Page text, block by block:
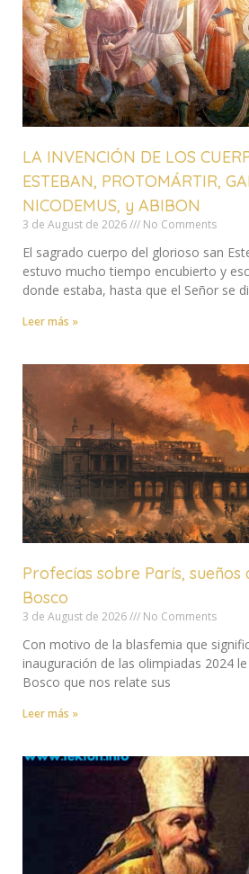
LA INVENCIÓN DE LOS
ESTEBAN, PROTOMÁRTIR,
NICODEMUS, y ABIBON
3 de August de 2026 No Comments
El sagrado cuerpo del glorioso san
estuvo mucho tiempo encubierto y
donde estaba, hasta que el Señor se
Leer más »
Profecías sobre París, sueños
Bosco
3 de August de 2026 No Comments
Con motivo de la blasfemia que
inauguración de las olimpiadas 2024
Bosco que nos relate sus
Leer más »